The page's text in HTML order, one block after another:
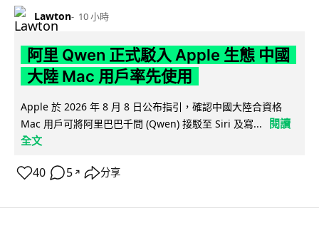
Lawton 10 小時
阿里 Qwen 正式駁入 Apple 生態 中國
大陸 Mac 用戶率先使用
Apple 於 2026 年 8 月 8 日公布指引，確認中國大陸合資格
Mac 用戶可將阿里巴巴千問 (Qwen) 接駁至 Siri 及寫...
閱讀
全文
40 5 ↗ 分享